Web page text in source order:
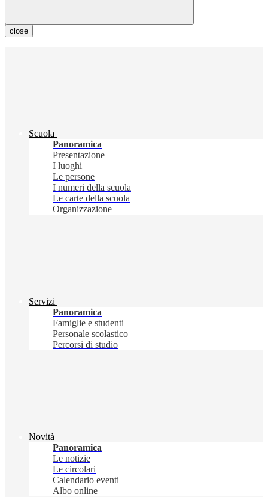
close
Scuola
Panoramica
Presentazione
I luoghi
Le persone
I numeri della scuola
Le carte della scuola
Organizzazione
Servizi
Panoramica
Famiglie e studenti
Personale scolastico
Percorsi di studio
Novità
Panoramica
Le notizie
Le circolari
Calendario eventi
Albo online